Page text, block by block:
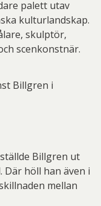
palett utav
kulturlandskap.
skulptör,
scenkonstnär.
Billgren i
Billgren ut
Där höll han även i
mellan